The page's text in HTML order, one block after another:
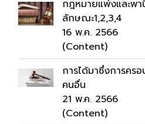
กฎหมายแพ่งและพ
ลักษณะ1,2,3,4
16 พ.ค. 2566
(Content)
การได้มาซึ่งการคร
คนอื่น
21 พ.ค. 2566
(Content)